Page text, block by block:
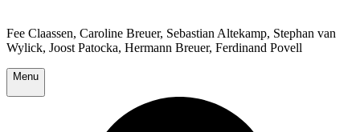
Fee Claassen, Caroline Breuer, Sebastian Altekamp, Stephan van
Wylick, Joost Patocka, Hermann Breuer, Ferdinand Povell
Menu